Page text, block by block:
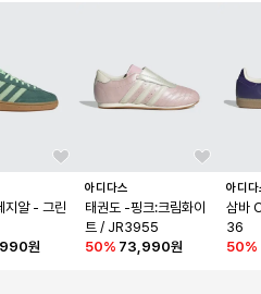
지알 - 그린
원
아디다스
태권도 -핑크:크림화이
트 / JR3955
50% 73,990원
아디
삼바
36
50%